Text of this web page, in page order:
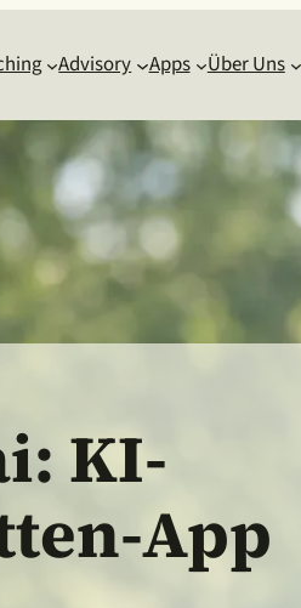
Advisory Apps Über Uns
KI-
App